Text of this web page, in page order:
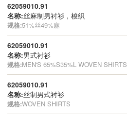
62059010.91
名称:丝麻制男衬衫，梭织
规格:51%丝49%麻
62059010.91
名称:男式衬衫
规格:MEN'S 65%S35%L WOVEN SHIRTS
62059010.91
名称:丝制男式衬衫
规格:WOVEN SHIRTS